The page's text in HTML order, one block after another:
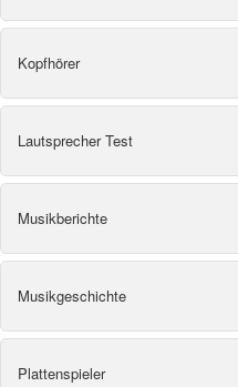
Kopfhörer
Lautsprecher Test
Musikberichte
Musikgeschichte
Plattenspieler